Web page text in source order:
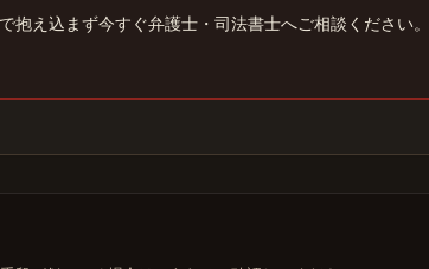
え込まず今すぐ弁護士・司法書士へご相談ください。